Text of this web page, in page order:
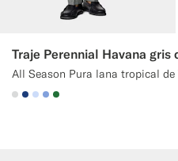
Traje Perennial Havana
#D9DADA
#1C3D7A
#CCDCF9
#82A1DC
#227038